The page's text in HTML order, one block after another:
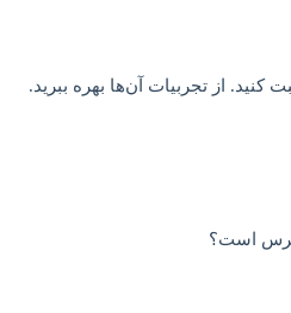
کنید. از تجربیات آن‌ها بهره ببرید.
است؟